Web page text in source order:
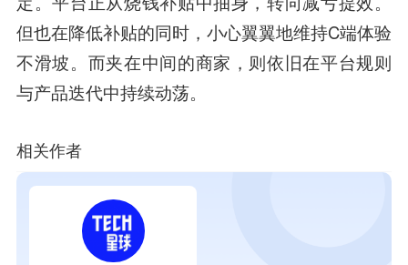
但也在降低补贴的同时，小心翼翼地维持C端体验
不滑坡。而夹在中间的商家，则依旧在平台规则
与产品迭代中持续动荡。
相关作者